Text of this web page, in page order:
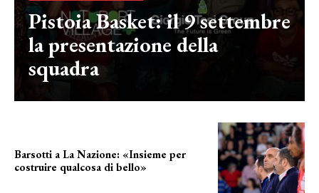
Pistoia Basket: il 9 settembre
la presentazione della
squadra
Barsotti a La Nazione: «Insieme per
costruire qualcosa di bello»